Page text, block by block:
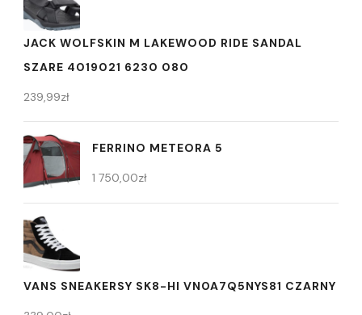
JACK WOLFSKIN M LAKEWOOD RIDE SANDAL
SZARE 4019021 6230 080
239,99zł
FERRINO METEORA 5
1 750,00zł
VANS SNEAKERSY SK8-HI VN0A7Q5NYS81 CZARNY